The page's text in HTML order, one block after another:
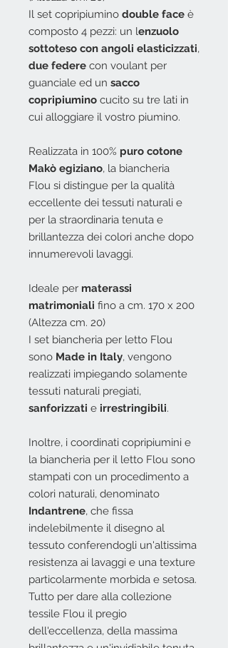
Il set copripiumino double face è
composto 4 pezzi: un lenzuolo
sottoteso con angoli elasticizzati,
due federe con voulant per
guanciale ed un sacco
copripiumino cucito su tre lati in
cui alloggiare il vostro piumino.
Realizzata in 100% puro cotone
Makò egiziano, la biancheria
Flou si distingue per la qualità
eccellente dei tessuti naturali e
per la straordinaria tenuta e
brillantezza dei colori anche dopo
innumerevoli lavaggi.
Ideale per materassi
matrimoniali fino a cm. 170 x 200
(Altezza cm. 20)
I set biancheria per letto Flou
sono Made in Italy, vengono
realizzati impiegando solamente
tessuti naturali pregiati,
sanforizzati e irrestringibili.
Inoltre, i coordinati copripiumini e
la biancheria per il letto Flou sono
stampati con un procedimento a
colori naturali, denominato
Indantrene, che fissa
indelebilmente il disegno al
tessuto conferendogli un'altissima
resistenza ai lavaggi e una texture
particolarmente morbida e setosa.
Tutto per dare alla collezione
tessile Flou il pregio
dell'eccellenza, della massima